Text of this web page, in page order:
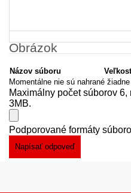
Obrázok
Názov súboru
Momentálne nie sú nahrané
Maximálny počet súborov
3MB.
Podporované formáty